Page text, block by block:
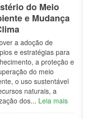
do Meio
e Mudança
a adoção de
e estratégias para
a proteção e
do meio
o uso sustentável
naturais, a
dos... Leia mais